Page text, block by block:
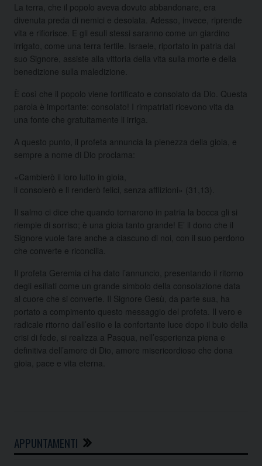
La terra, che il popolo aveva dovuto abbandonare, era
divenuta preda di nemici e desolata. Adesso, invece, riprende
vita e rifiorisce. E gli esuli stessi saranno come un giardino
irrigato, come una terra fertile. Israele, riportato in patria dal
suo Signore, assiste alla vittoria della vita sulla morte e della
benedizione sulla maledizione.
È così che il popolo viene fortificato e consolato da Dio. Questa
parola è importante: consolato! I rimpatriati ricevono vita da
una fonte che gratuitamente li irriga.
A questo punto, il profeta annuncia la pienezza della gioia, e
sempre a nome di Dio proclama:
«Cambierò il loro lutto in gioia,
li consolerò e li renderò felici, senza afflizioni» (31,13).
Il salmo ci dice che quando tornarono in patria la bocca gli si
riempie di sorriso; è una gioia tanto grande! E’ il dono che il
Signore vuole fare anche a ciascuno di noi, con il suo perdono
che converte e riconcilia.
Il profeta Geremia ci ha dato l’annuncio, presentando il ritorno
degli esiliati come un grande simbolo della consolazione data
al cuore che si converte. Il Signore Gesù, da parte sua, ha
portato a compimento questo messaggio del profeta. Il vero e
radicale ritorno dall’esilio e la confortante luce dopo il buio della
crisi di fede, si realizza a Pasqua, nell’esperienza piena e
definitiva dell’amore di Dio, amore misericordioso che dona
gioia, pace e vita eterna.
APPUNTAMENTI